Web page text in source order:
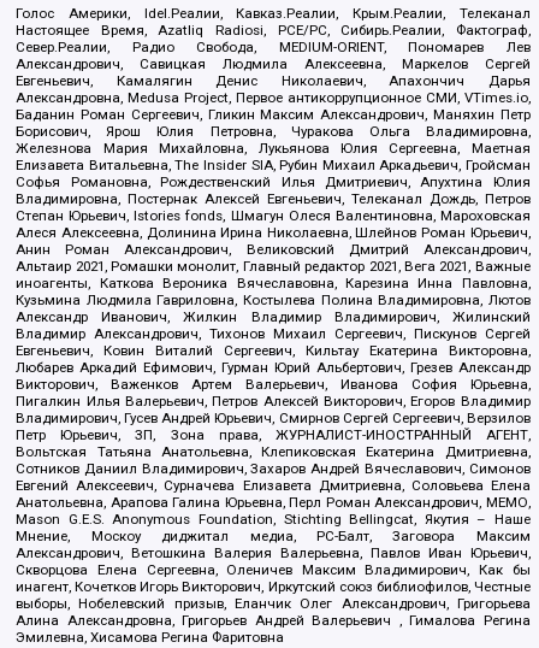
Голос Америки, Idel.Реалии, Кавказ.Реалии, Крым.Реалии, Телеканал
Настоящее Время, Azatliq Radiosi, PCE/PC, Сибирь.Реалии, Фактограф,
Север.Реалии, Радио Свобода, MEDIUM-ORIENT, Пономарев Лев
Александрович, Савицкая Людмила Алексеевна, Маркелов Сергей
Евгеньевич, Камалягин Денис Николаевич, Апахончич Дарья
Александровна, Medusa Project, Первое антикоррупционное СМИ, VTimes.io,
Баданин Роман Сергеевич, Гликин Максим Александрович, Маняхин Петр
Борисович, Ярош Юлия Петровна, Чуракова Ольга Владимировна,
Железнова Мария Михайловна, Лукьянова Юлия Сергеевна, Маетная
Елизавета Витальевна, The Insider SIA, Рубин Михаил Аркадьевич, Гройсман
Софья Романовна, Рождественский Илья Дмитриевич, Апухтина Юлия
Владимировна, Постернак Алексей Евгеньевич, Телеканал Дождь, Петров
Степан Юрьевич, Istories fonds, Шмагун Олеся Валентиновна, Мароховская
Алеся Алексеевна, Долинина Ирина Николаевна, Шлейнов Роман Юрьевич,
Анин Роман Александрович, Великовский Дмитрий Александрович,
Альтаир 2021, Ромашки монолит, Главный редактор 2021, Вега 2021, Важные
иноагенты, Каткова Вероника Вячеславовна, Карезина Инна Павловна,
Кузьмина Людмила Гавриловна, Костылева Полина Владимировна, Лютов
Александр Иванович, Жилкин Владимир Владимирович, Жилинский
Владимир Александрович, Тихонов Михаил Сергеевич, Пискунов Сергей
Евгеньевич, Ковин Виталий Сергеевич, Кильтау Екатерина Викторовна,
Любарев Аркадий Ефимович, Гурман Юрий Альбертович, Грезев Александр
Викторович, Важенков Артем Валерьевич, Иванова София Юрьевна,
Пигалкин Илья Валерьевич, Петров Алексей Викторович, Егоров Владимир
Владимирович, Гусев Андрей Юрьевич, Смирнов Сергей Сергеевич, Верзилов
Петр Юрьевич, ЗП, Зона права, ЖУРНАЛИСТ-ИНОСТРАННЫЙ АГЕНТ,
Вольтская Татьяна Анатольевна, Клепиковская Екатерина Дмитриевна,
Сотников Даниил Владимирович, Захаров Андрей Вячеславович, Симонов
Евгений Алексеевич, Сурначева Елизавета Дмитриевна, Соловьева Елена
Анатольевна, Арапова Галина Юрьевна, Перл Роман Александрович, МЕМО,
Mason G.E.S. Anonymous Foundation, Stichting Bellingcat, Якутия – Наше
Мнение, Москоу диджитал медиа, РС-Балт, Заговора Максим
Александрович, Ветошкина Валерия Валерьевна, Павлов Иван Юрьевич,
Скворцова Елена Сергеевна, Оленичев Максим Владимирович, Как бы
инагент, Кочетков Игорь Викторович, Иркутский союз библиофилов, Честные
выборы, Нобелевский призыв, Еланчик Олег Александрович, Григорьева
Алина Александровна, Григорьев Андрей Валерьевич , Гималова Регина
Эмилевна, Хисамова Регина Фаритовна